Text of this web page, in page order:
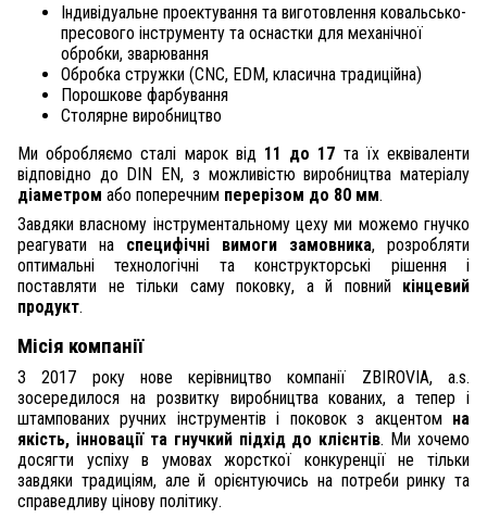
Індивідуальне проектування та виготовлення ковальсько-
пресового інструменту та оснастки для механічної
обробки, зварювання
Обробка стружки (CNC, EDM, класична традиційна)
Порошкове фарбування
Столярне виробництво
Ми обробляємо сталі марок від 11 до 17 та їх еквіваленти
відповідно до DIN EN, з можливістю виробництва матеріалу
діаметром або поперечним перерізом до 80 мм.
Завдяки власному інструментальному цеху ми можемо гнучко
реагувати на специфічні вимоги замовника, розробляти
оптимальні технологічні та конструкторські рішення і
поставляти не тільки саму поковку, а й повний кінцевий
продукт.
Місія компанії
З 2017 року нове керівництво компанії ZBIROVIA, a.s.
зосередилося на розвитку виробництва кованих, а тепер і
штампованих ручних інструментів і поковок з акцентом на
якість, інновації та гнучкий підхід до клієнтів. Ми хочемо
досягти успіху в умовах жорсткої конкуренції не тільки
завдяки традиціям, але й орієнтуючись на потреби ринку та
справедливу цінову політику.